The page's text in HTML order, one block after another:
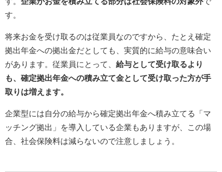
す。
将来お金を受け取るのは従業員なのですから、たとえ確定
拠出年金への拠出金だとしても、実質的に給与の意味合い
があります。従業員にとって、 給与として受け取るより
も、確定拠出年金への積み立て金として受け取った方が手
取りは増えます。
企業型には自分の給与から確定拠出年金へ積み立てる「マ
ッチング拠出」を導入している企業もありますが、この場
合、社会保険料は減らないので注意しましょう。